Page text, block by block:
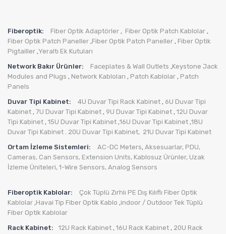
Fiberoptik: Fiber Optik Adaptörler , Fiber Optik Patch Kablolar ,
Fiber Optik Patch Paneller ,Fiber Optik Patch Paneller , Fiber Optik
Pigtailler ,Yeraltı Ek Kutuları
Network Bakır Ürünler:
Faceplates & Wall Outlets ,Keystone Jack
Modules and Plugs , Network Kabloları , Patch Kablolar , Patch
Panels
Duvar Tipi Kabinet:
4U Duvar Tipi Rack Kabinet , 6U Duvar Tipi
Kabinet , 7U Duvar Tipi Kabinet , 9U Duvar Tipi Kabinet , 12U Duvar
Tipi Kabinet , 15U Duvar Tipi Kabinet ,16U Duvar Tipi Kabinet ,18U
Duvar Tipi Kabinet
20U Duvar Tipi Kabinet, 21U Duvar Tipi Kabinet
Ortam İzleme Sistemleri:
AC-DC Meters, Aksesuarlar, PDU,
Cameras, Can Sensors, Extension Units, Kablosuz Ürünler, Uzak
İzleme Üniteleri, 1-Wire Sensors, Analog Sensors
Fiberoptik Kablolar:
Çok Tüplü Zırhlı PE Dış Kılıflı Fiber Optik
Kablolar ,Havai Tip Fiber Optik Kablo ,indoor / Outdoor Tek Tüplü
Fiber Optik Kablolar
Rack Kabinet:
12U Rack Kabinet , 16U Rack Kabinet , 20U Rack